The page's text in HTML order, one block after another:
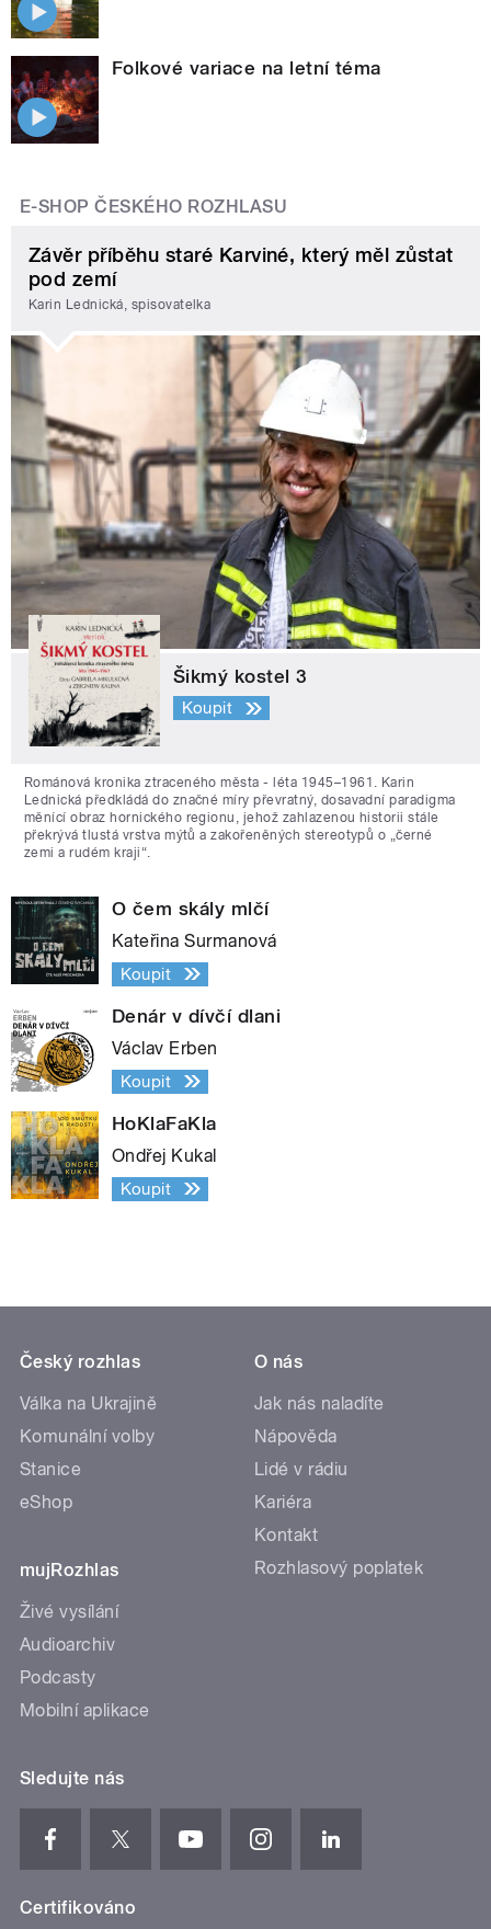
Folkové variace na letní téma
E-SHOP ČESKÉHO ROZHLASU
Závěr příběhu staré Karviné, který měl zůstat
pod zemí
Karin Lednická, spisovatelka
Šikmý kostel 3
Koupit
Románová kronika ztraceného města - léta 1945–1961. Karin
Lednická předkládá do značné míry převratný, dosavadní paradigma
měnící obraz hornického regionu, jehož zahlazenou historii stále
překrývá tlustá vrstva mýtů a zakořeněných stereotypů o „černé
zemi a rudém kraji“.
O čem skály mlčí
Kateřina Surmanová
Koupit
Denár v dívčí dlani
Václav Erben
Koupit
HoKlaFaKla
Ondřej Kukal
Koupit
Český rozhlas
Válka na Ukrajině
Komunální volby
Stanice
eShop
mujRozhlas
Živé vysílání
Audioarchiv
Podcasty
Mobilní aplikace
O nás
Jak nás naladíte
Nápověda
Lidé v rádiu
Kariéra
Kontakt
Rozhlasový poplatek
Sledujte nás
Certifikováno